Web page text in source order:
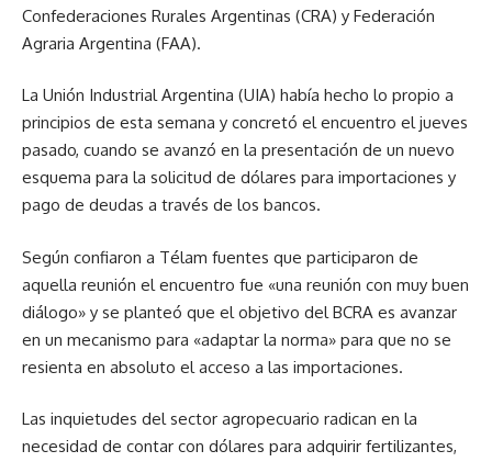
Confederaciones Rurales Argentinas (CRA) y Federación
Agraria Argentina (FAA).
La Unión Industrial Argentina (UIA) había hecho lo propio a
principios de esta semana y concretó el encuentro el jueves
pasado, cuando se avanzó en la presentación de un nuevo
esquema para la solicitud de dólares para importaciones y
pago de deudas a través de los bancos.
Según confiaron a Télam fuentes que participaron de
aquella reunión el encuentro fue «una reunión con muy buen
diálogo» y se planteó que el objetivo del BCRA es avanzar
en un mecanismo para «adaptar la norma» para que no se
resienta en absoluto el acceso a las importaciones.
Las inquietudes del sector agropecuario radican en la
necesidad de contar con dólares para adquirir fertilizantes,